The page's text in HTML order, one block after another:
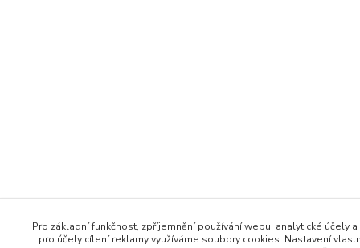
Pro základní funkčnost, zpříjemnění používání webu, analytické účely
pro účely cílení reklamy využíváme soubory cookies. Nastavení